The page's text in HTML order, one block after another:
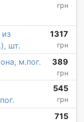
грн
шт.
1317
грн
м.пог. 389
грн
545
грн
715